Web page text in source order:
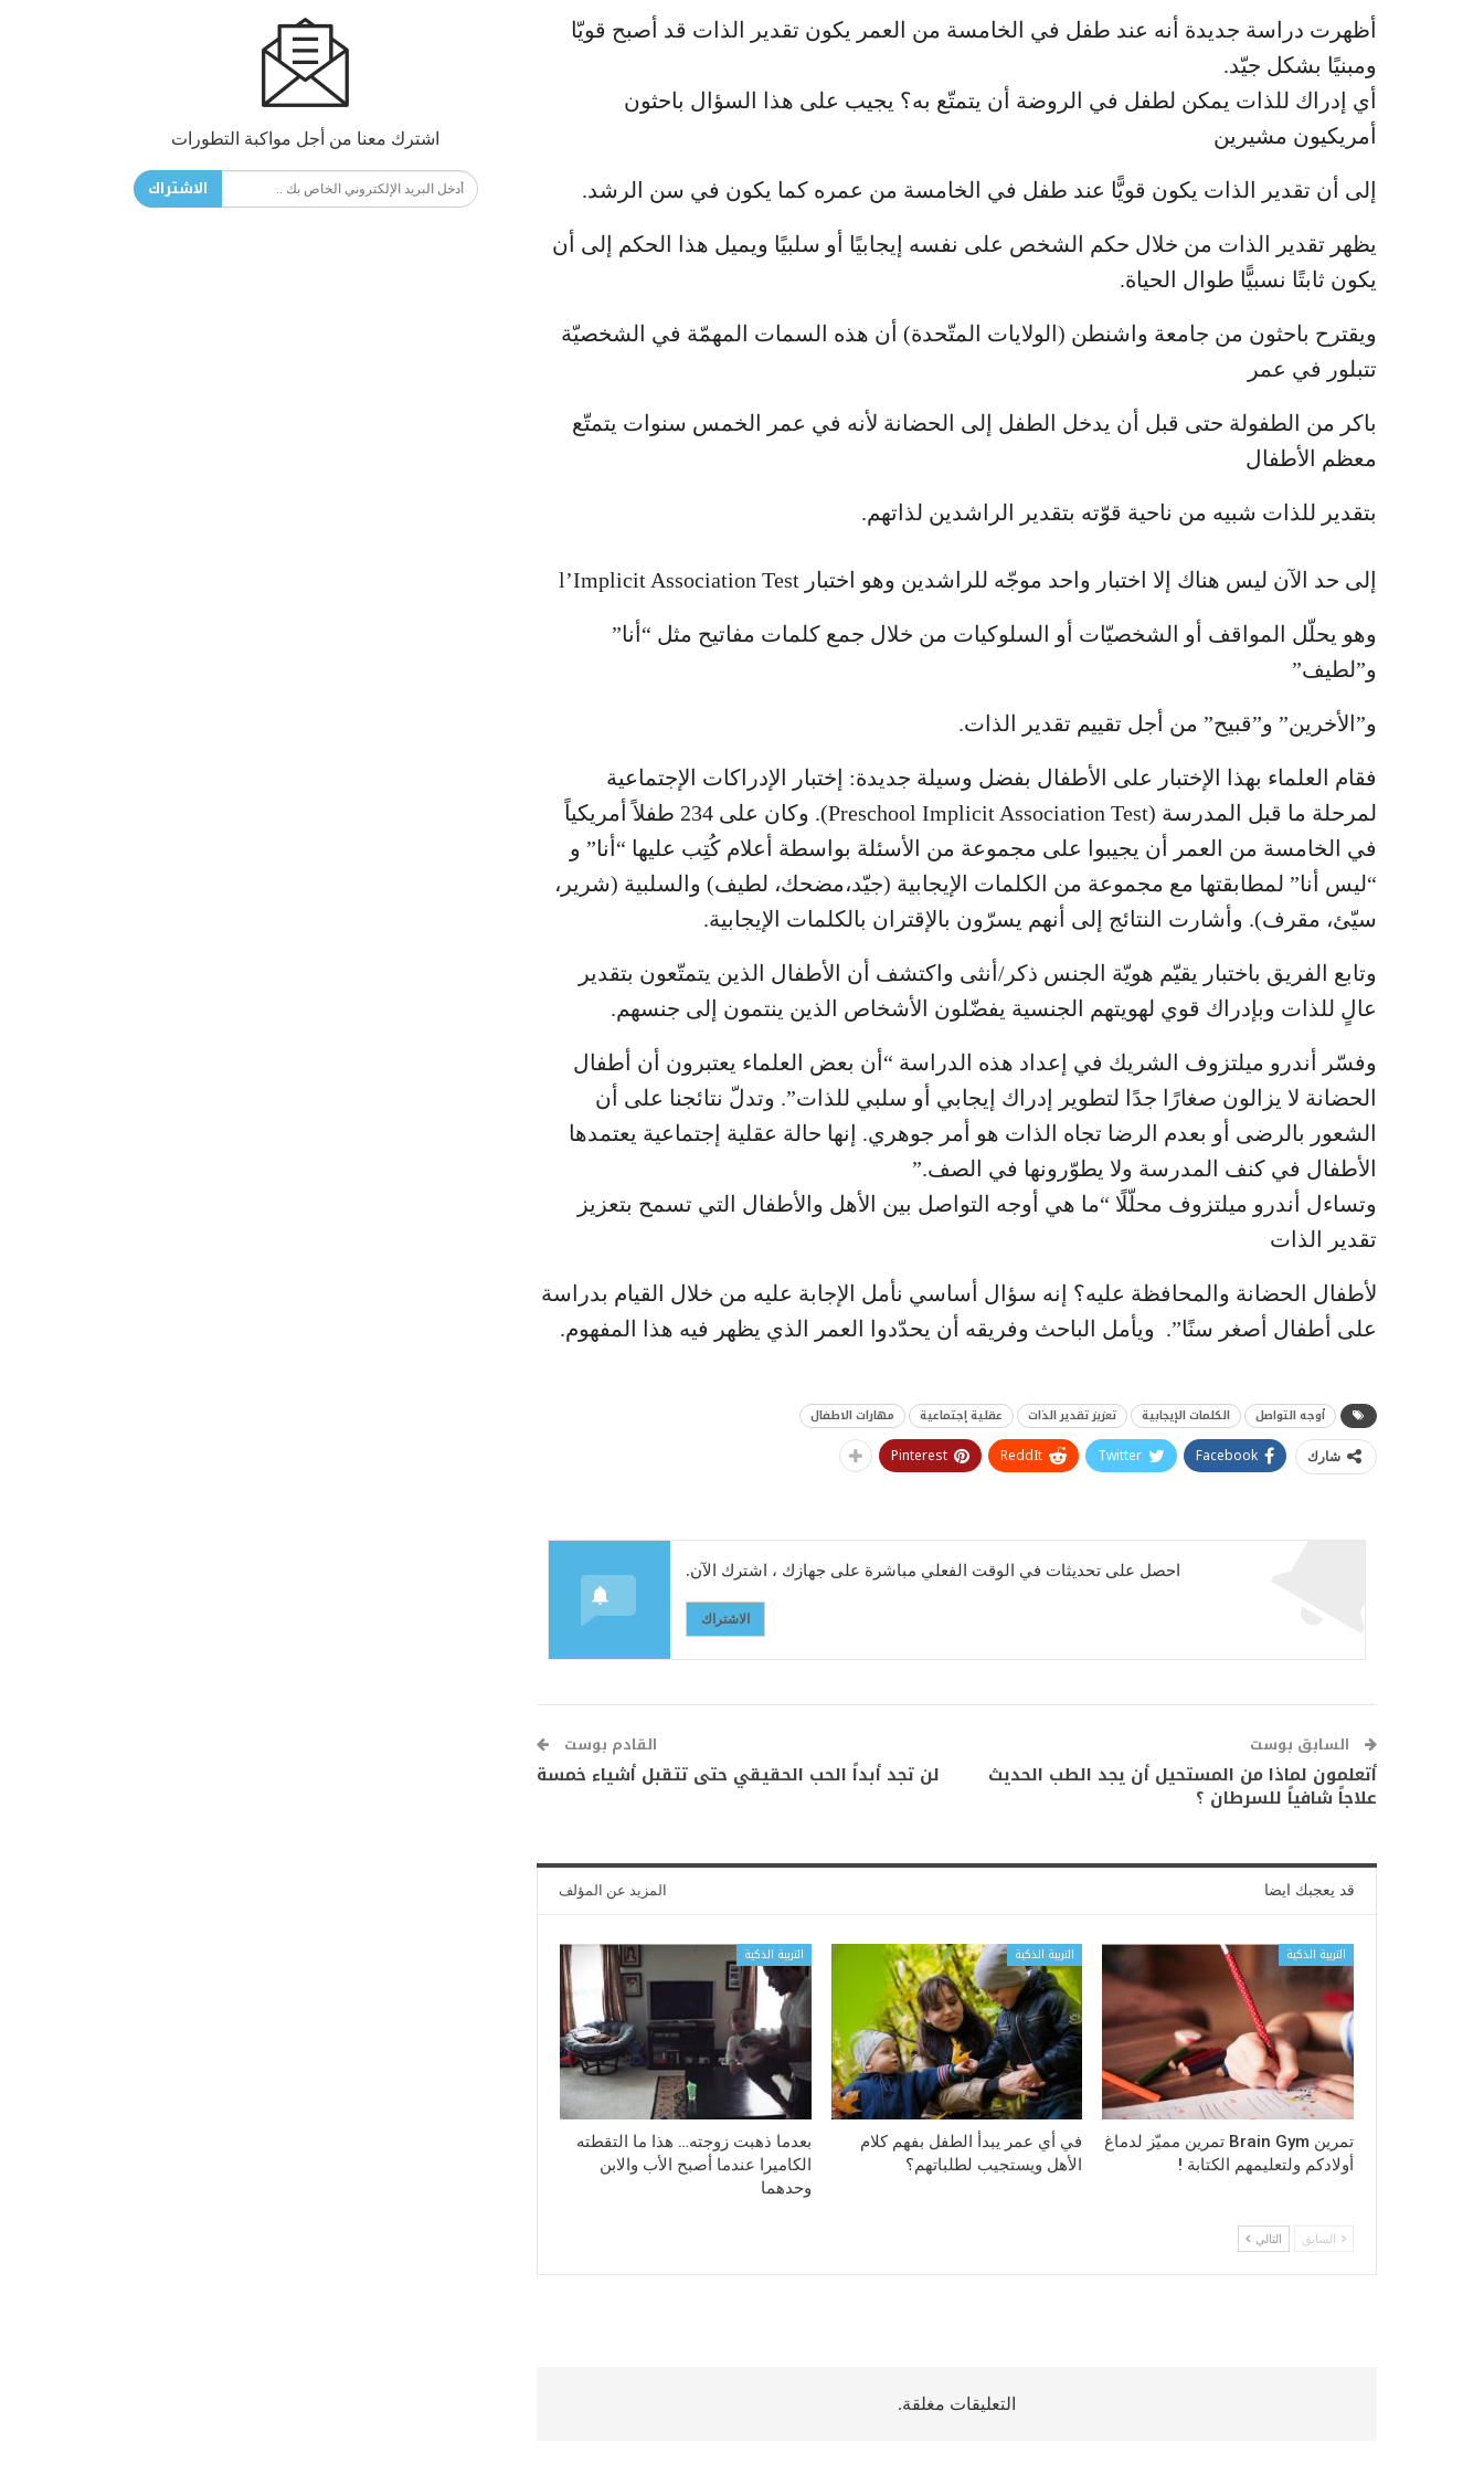
أظهرت دراسة جديدة أنه عند طفل في الخامسة من العمر يكون تقدير الذات قد أصبح قويّا
ومبنيًا بشكل جيّد.
أي إدراك للذات يمكن لطفل في الروضة أن يتمتّع به؟ يجيب على هذا السؤال باحثون
أمريكيون مشيرين
إلى أن تقدير الذات يكون قويًّا عند طفل في الخامسة من عمره كما يكون في سن الرشد.
يظهر تقدير الذات من خلال حكم الشخص على نفسه إيجابيًا أو سلبيًا ويميل هذا الحكم إلى أن
يكون ثابتًا نسبيًّا طوال الحياة.
ويقترح باحثون من جامعة واشنطن (الولايات المتّحدة) أن هذه السمات المهمّة في الشخصيّة
تتبلور في عمر
باكر من الطفولة حتى قبل أن يدخل الطفل إلى الحضانة لأنه في عمر الخمس سنوات يتمتّع
معظم الأطفال
بتقدير للذات شبيه من ناحية قوّته بتقدير الراشدين لذاتهم.
إلى حد الآن ليس هناك إلا اختبار واحد موجّه للراشدين وهو اختبار l’Implicit Association Test
وهو يحلّل المواقف أو الشخصيّات أو السلوكيات من خلال جمع كلمات مفاتيح مثل “أنا”
و”لطيف”
و”الأخرين” و”قبيح” من أجل تقييم تقدير الذات.
فقام العلماء بهذا الإختبار على الأطفال بفضل وسيلة جديدة: إختبار الإدراكات الإجتماعية
لمرحلة ما قبل المدرسة (Preschool Implicit Association Test). وكان على 234 طفلاً أمريكياً
في الخامسة من العمر أن يجيبوا على مجموعة من الأسئلة بواسطة أعلام كُتِب عليها “أنا” و
“ليس أنا” لمطابقتها مع مجموعة من الكلمات الإيجابية (جيّد،مضحك، لطيف) والسلبية (شرير،
سيّئ، مقرف). وأشارت النتائج إلى أنهم يسرّون بالإقتران بالكلمات الإيجابية.
وتابع الفريق باختبار يقيّم هويّة الجنس ذكر/أنثى واكتشف أن الأطفال الذين يتمتّعون بتقدير
عالٍ للذات وبإدراك قوي لهويتهم الجنسية يفضّلون الأشخاص الذين ينتمون إلى جنسهم.
وفسّر أندرو ميلتزوف الشريك في إعداد هذه الدراسة “أن بعض العلماء يعتبرون أن أطفال
الحضانة لا يزالون صغارًا جدًا لتطوير إدراك إيجابي أو سلبي للذات”. وتدلّ نتائجنا على أن
الشعور بالرضى أو بعدم الرضا تجاه الذات هو أمر جوهري. إنها حالة عقلية إجتماعية يعتمدها
الأطفال في كنف المدرسة ولا يطوّرونها في الصف.”
وتساءل أندرو ميلتزوف محلّلًا “ما هي أوجه التواصل بين الأهل والأطفال التي تسمح بتعزيز
تقدير الذات
لأطفال الحضانة والمحافظة عليه؟ إنه سؤال أساسي نأمل الإجابة عليه من خلال القيام بدراسة
على أطفال أصغر سنًا”. ويأمل الباحث وفريقه أن يحدّدوا العمر الذي يظهر فيه هذا المفهوم.
أوجه التواصل الكلمات الإيجابية تعزيز تقدير الذات عقلية إجتماعية مهارات الاطفال
شارك Facebook
Twitter
ReddIt
Pinterest
احصل على تحديثات في الوقت الفعلي مباشرة على جهازك ، اشترك الآن.
الاشتراك
السابق بوست
أتعلمون لماذا من المستحيل أن يجد الطب الحديث
علاجاً شافياً للسرطان ؟
القادم بوست
لن تجد أبداً الحب الحقيقي حتى تتقبل أشياء خمسة
قد يعجبك ايضا المزيد عن المؤلف
التربية الذكية
تمرين Brain Gym تمرين مميّز لدماغ
أولادكم ولتعليمهم الكتابة !
التربية الذكية
في أي عمر يبدأ الطفل بفهم كلام
الأهل ويستجيب لطلباتهم؟
التربية الذكية
بعدما ذهبت زوجته… هذا ما التقطته
الكاميرا عندما أصبح الأب والابن
وحدهما
السابق التالي
التعليقات مغلقة.
اشترك معنا من أجل مواكبة التطورات
الاشتراك